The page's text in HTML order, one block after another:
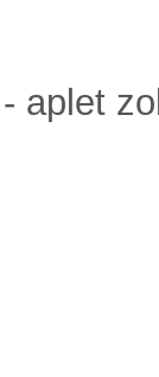
- aplet